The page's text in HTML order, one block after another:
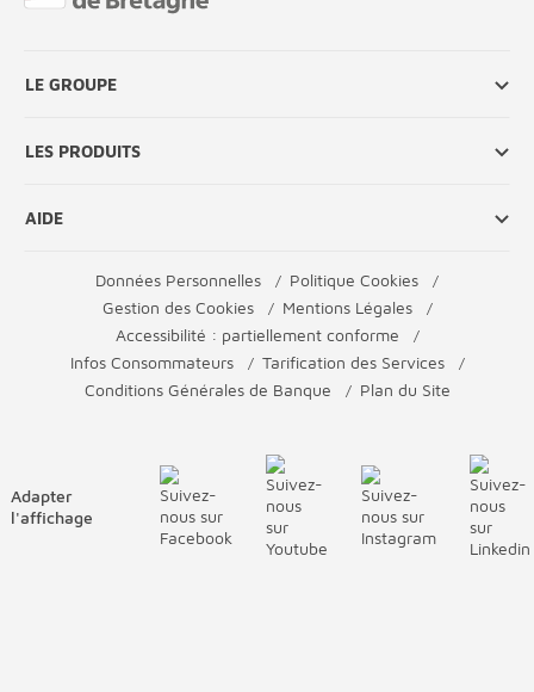
LE GROUPE
LES PRODUITS
AIDE
Données Personnelles
Politique Cookies
Gestion des Cookies
Mentions Légales
Accessibilité : partiellement conforme
Infos Consommateurs
Tarification des Services
Conditions Générales de Banque
Plan du Site
Adapter
l'affichage